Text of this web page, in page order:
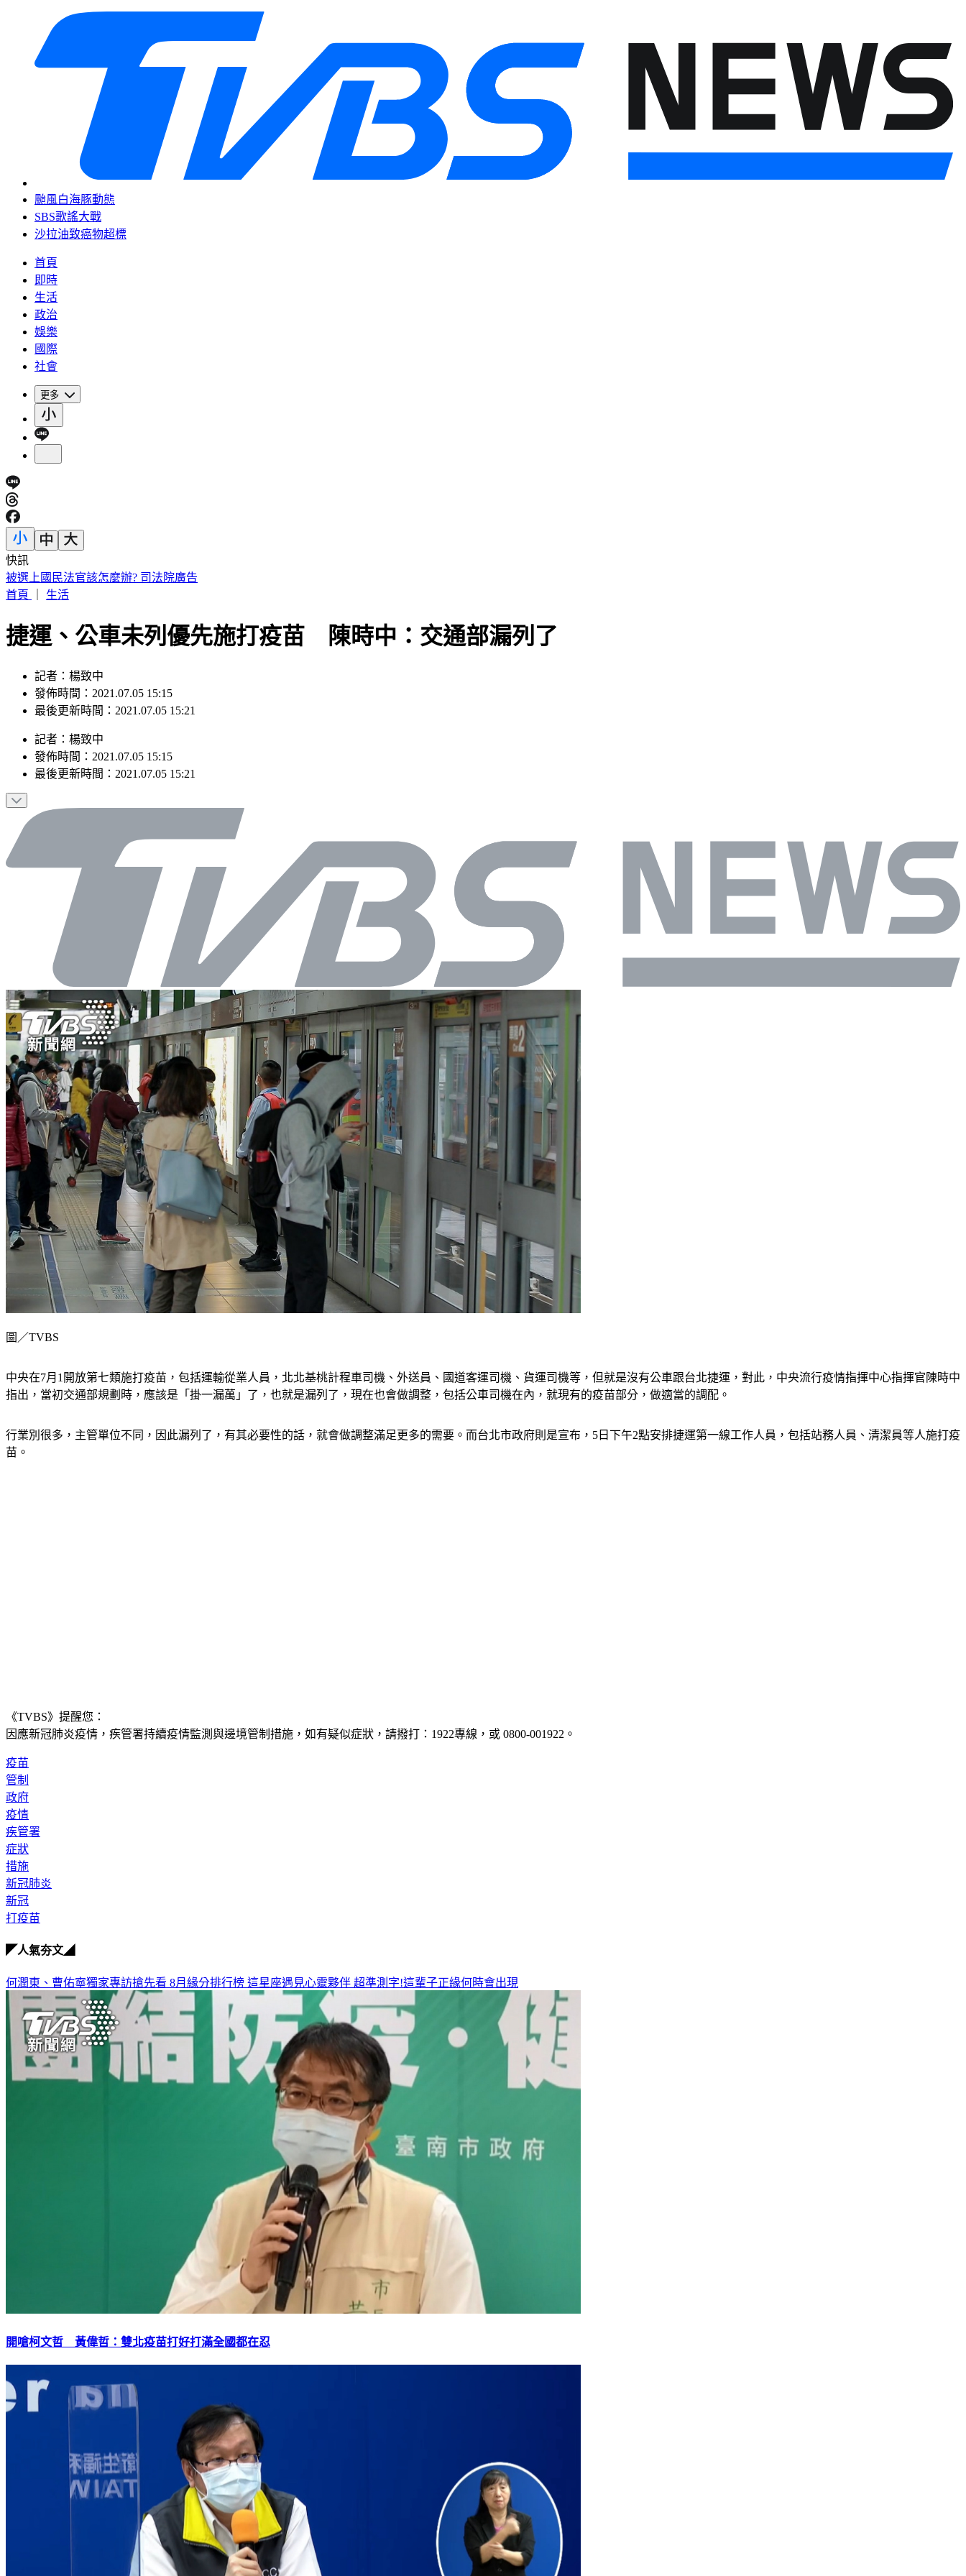
颱風白海豚動態
SBS歌謠大戰
沙拉油致癌物超標
首頁
即時
生活
政治
娛樂
國際
社會
更多
快訊
被選上國民法官該怎麼辦? 司法院廣告
首頁
生活
捷運、公車未列優先施打疫苗 陳時中：交通部漏列了
記者：楊致中
發佈時間：2021.07.05 15:15
最後更新時間：2021.07.05 15:21
記者 ： 楊致中
發佈時間： 2021.07.05 15:15
最後更新時間： 2021.07.05 15:21
圖／TVBS
中央在7月1開放第七類施打疫苗，包括運輸從業人員，北北基桃計程車司機、外送員、國道客運司機、貨運司機等，但就是沒有公車跟台北捷運，對此，中央流行疫情指揮中心指揮官陳時中
指出，當初交通部規劃時，應該是「掛一漏萬」了，也就是漏列了，現在也會做調整，包括公車司機在內，就現有的疫苗部分，做適當的調配。
行業別很多，主管單位不同，因此漏列了，有其必要性的話，就會做調整滿足更多的需要。而台北市政府則是宣布，5日下午2點安排捷運第一線工作人員，包括站務人員、清潔員等人施打疫
苗。
《TVBS》提醒您：
因應新冠肺炎疫情，疾管署持續疫情監測與邊境管制措施， 如有疑似症狀，請撥打：1922專線，或 0800-001922。
疫苗
管制
政府
疫情
疾管署
症狀
措施
新冠肺炎
新冠
打疫苗
◤人氣夯文◢
何潤東、曹佑寧獨家專訪搶先看 8月緣分排行榜 這星座遇見心靈夥伴 超準測字!這輩子正緣何時會出現
開嗆柯文哲 黃偉哲：雙北疫苗打好打滿全國都在忍